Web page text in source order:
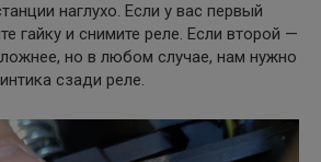
наглухо. Если у вас первый
гайку и снимите реле. Если второй —
но в любом случае, нам нужно
сзади реле.